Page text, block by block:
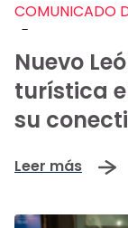
COMUNICADO
-
Nuevo
turística
su
Leer más